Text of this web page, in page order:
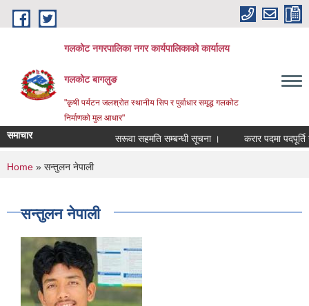
Skip to main content
गलकोट नगरपालिका नगर कार्यपालिकाको कार्यालय
गलकोट बागलुङ
"कृषी पर्यटन जलश्रोत स्थानीय सिप र पुर्वाधार समृद्ध गलकोट
निर्माणको मुल आधार"
समाचार सरूवा सहमति सम्बन्धी सूचना । करार पदमा पदपूर्ति
You are here
Home » सन्तुलन नेपाली
सन्तुलन नेपाली